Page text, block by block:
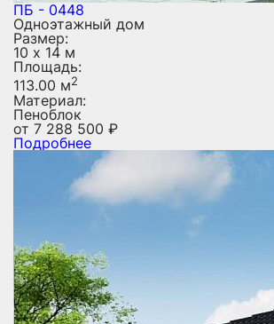
ПБ - 0448
Одноэтажный дом
Размер:
10 х 14 м
Площадь:
113.00 м2
Материал:
Пеноблок
от 7 288 500 ₽
Подробнее